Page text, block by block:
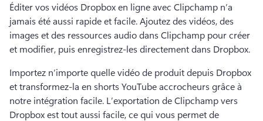
Éditer vos vidéos Dropbox en ligne avec Clipchamp n’a
jamais été aussi rapide et facile. Ajoutez des vidéos, des
images et des ressources audio dans Clipchamp pour créer
et modifier, puis enregistrez-les directement dans Dropbox.
Importez n’importe quelle vidéo de produit depuis Dropbox
et transformez-la en shorts YouTube accrocheurs grâce à
notre intégration facile. L’exportation de Clipchamp vers
Dropbox est tout aussi facile, ce qui vous permet de